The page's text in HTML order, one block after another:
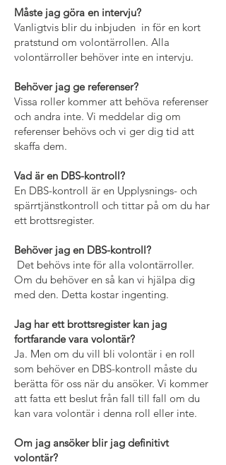
Måste jag göra en intervju?
Vanligtvis blir du inbjuden in för en kort
pratstund om volontärrollen. Alla
volontärroller behöver inte en intervju.
Behöver jag ge referenser?
Vissa roller kommer att behöva referenser
och andra inte. Vi meddelar dig om
referenser behövs och vi ger dig tid att
skaffa dem.
Vad är en DBS-kontroll?
En DBS-kontroll är en Upplysnings- och
spärrtjänstkontroll och tittar på om du har
ett brottsregister.
Behöver jag en DBS-kontroll?
Det behövs inte för alla volontärroller.
Om du behöver en så kan vi hjälpa dig
med den. Detta kostar ingenting.
Jag har ett brottsregister kan jag
fortfarande vara volontär?
Ja. Men om du vill bli volontär i en roll
som behöver en DBS-kontroll måste du
berätta för oss när du ansöker. Vi kommer
att fatta ett beslut från fall till fall om du
kan vara volontär i denna roll eller inte.
Om jag ansöker blir jag definitivt
volontär?